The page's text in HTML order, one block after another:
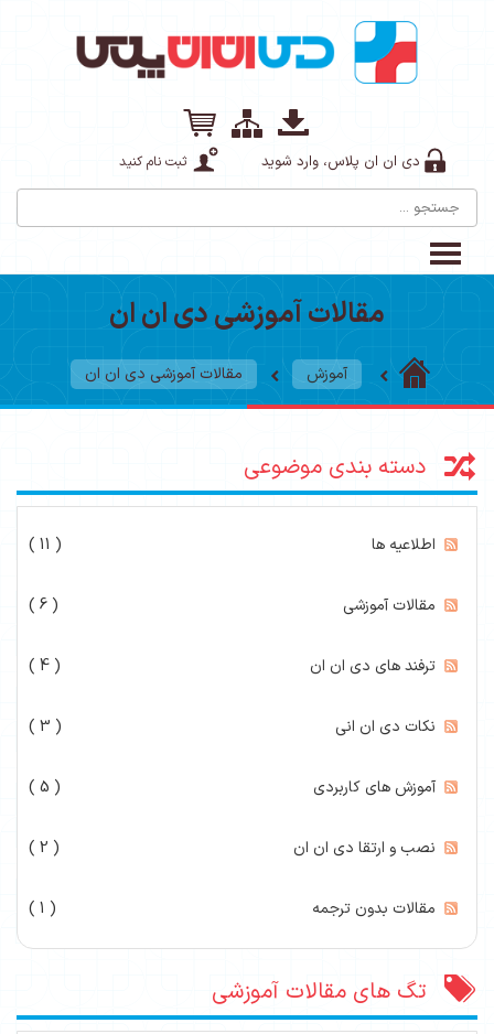
دی ان ان پلاس، وارد شوید ثبت نام کنید
مقالات آموزشی دی ان ان
آموزش مقالات آموزشی دی ان ان
دسته بندی موضوعی
اطلاعیه ها ( 11 )
مقالات آموزشی ( 6 )
ترفند های دی ان ان ( 4 )
نکات دی ان انی ( 3 )
آموزش های کاربردی ( 5 )
نصب و ارتقا دی ان ان ( 2 )
مقالات بدون ترجمه ( 1 )
تگ های مقالات آموزشی